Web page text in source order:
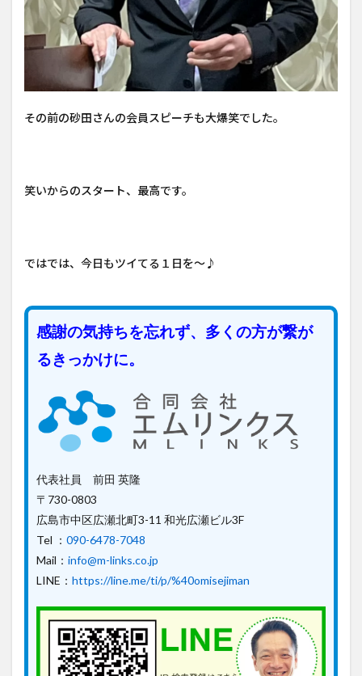
その前の砂田さんの会員スピーチも大爆笑でした。
笑いからのスタート、最高です。
ではでは、今日もツイてる１日を～♪
感謝の気持ちを忘れず、多くの方が繋が
るきっかけに。
代表社員 前田 英隆
〒730-0803
広島市中区広瀬北町3-11 和光広瀬ビル3F
Tel ： 090-6478-7048
Mail： info@m-links.co.jp
LINE： https://line.me/ti/p/%40omisejiman